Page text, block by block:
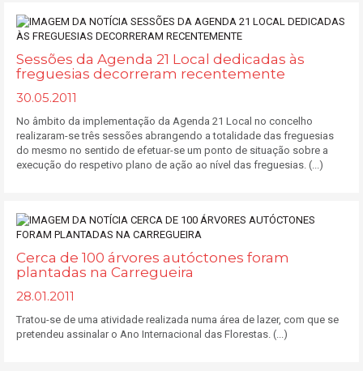
Sessões da Agenda 21 Local dedicadas às
freguesias decorreram recentemente
30.05.2011
No âmbito da implementação da Agenda 21 Local no concelho
realizaram-se três sessões abrangendo a totalidade das freguesias
do mesmo no sentido de efetuar-se um ponto de situação sobre a
execução do respetivo plano de ação ao nível das freguesias. (...)
Cerca de 100 árvores autóctones foram
plantadas na Carregueira
28.01.2011
Tratou-se de uma atividade realizada numa área de lazer, com que se
pretendeu assinalar o Ano Internacional das Florestas. (...)